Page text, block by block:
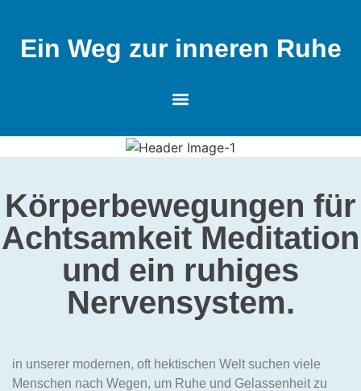
Ein Weg zur inneren Ruhe
Körperbewegungen für
Achtsamkeit Meditation
und ein ruhiges
Nervensystem.
in unserer modernen, oft hektischen Welt suchen viele
Menschen nach Wegen, um Ruhe und Gelassenheit zu